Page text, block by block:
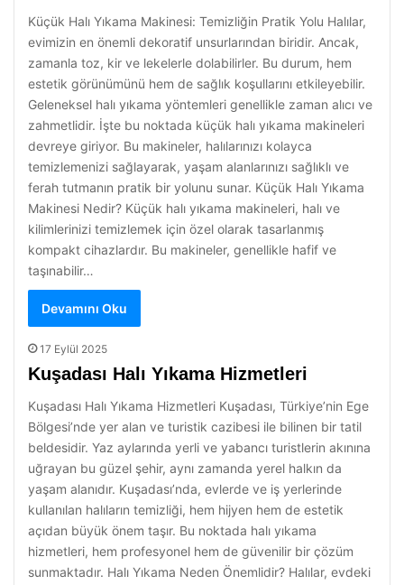
Küçük Halı Yıkama Makinesi: Temizliğin Pratik Yolu Halılar,
evimizin en önemli dekoratif unsurlarından biridir. Ancak,
zamanla toz, kir ve lekelerle dolabilirler. Bu durum, hem
estetik görünümünü hem de sağlık koşullarını etkileyebilir.
Geleneksel halı yıkama yöntemleri genellikle zaman alıcı ve
zahmetlidir. İşte bu noktada küçük halı yıkama makineleri
devreye giriyor. Bu makineler, halılarınızı kolayca
temizlemenizi sağlayarak, yaşam alanlarınızı sağlıklı ve
ferah tutmanın pratik bir yolunu sunar. Küçük Halı Yıkama
Makinesi Nedir? Küçük halı yıkama makineleri, halı ve
kilimlerinizi temizlemek için özel olarak tasarlanmış
kompakt cihazlardır. Bu makineler, genellikle hafif ve
taşınabilir…
Devamını Oku
17 Eylül 2025
Kuşadası Halı Yıkama Hizmetleri
Kuşadası Halı Yıkama Hizmetleri Kuşadası, Türkiye’nin Ege
Bölgesi’nde yer alan ve turistik cazibesi ile bilinen bir tatil
beldesidir. Yaz aylarında yerli ve yabancı turistlerin akınına
uğrayan bu güzel şehir, aynı zamanda yerel halkın da
yaşam alanıdır. Kuşadası’nda, evlerde ve iş yerlerinde
kullanılan halıların temizliği, hem hijyen hem de estetik
açıdan büyük önem taşır. Bu noktada halı yıkama
hizmetleri, hem profesyonel hem de güvenilir bir çözüm
sunmaktadır. Halı Yıkama Neden Önemlidir? Halılar, evdeki